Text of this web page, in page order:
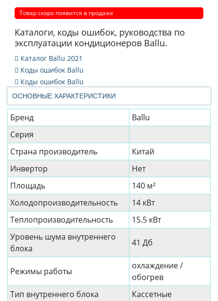
ОСНОВНЫЕ ХАРАКТЕРИСТИКИ
Бренд
Ballu
Серия
Страна производитель
Китай
Инвертор
Нет
Площадь
140 м²
Холодопроизводительность
14 кВт
Теплопроизводительность
15.5 кВт
Уровень шума внутреннего
блока
41 Дб
Режимы работы
охлаждение /
обогрев
Тип внутреннего блока
Кассетные
Товар скоро появится в продаже
Каталоги, коды ошибок, руководства по
эксплуатации кондиционеров Ballu.
Каталог Ballu 2021
Коды ошибок Ballu
Коды ошибок Ballu